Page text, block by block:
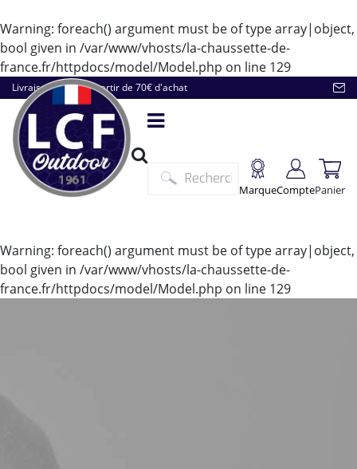
Warning: foreach() argument must be of type array|object,
bool given in /var/www/vhosts/la-chaussette-de-
france.fr/httpdocs/model/Model.php on line 129
Livraison offerte à partir de 70€ d'achat
MarqueComptePanier
Warning: foreach() argument must be of type array|object,
bool given in /var/www/vhosts/la-chaussette-de-
france.fr/httpdocs/model/Model.php on line 129